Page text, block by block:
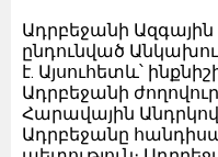
Ադրբեջանի Ազգային
ընդունված
է. Այսուհետև՝
Ադրբեջանի
Հարավային
Ադրբեջանը